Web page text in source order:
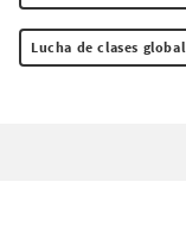
Lucha de clases global